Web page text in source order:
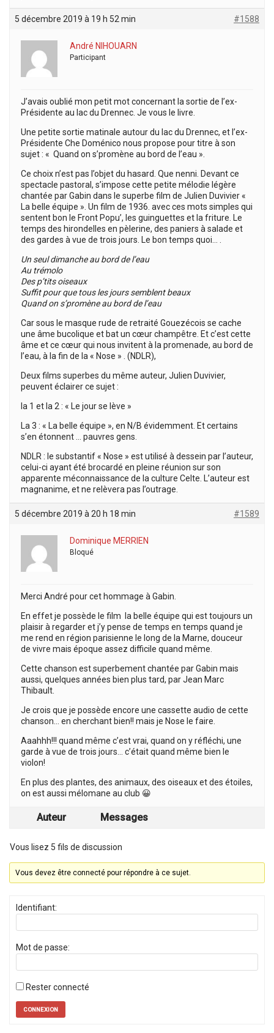
5 décembre 2019 à 19 h 52 min #1588
André NIHOUARN
Participant
J’avais oublié mon petit mot concernant la sortie de l’ex-
Présidente au lac du Drennec. Je vous le livre.
Une petite sortie matinale autour du lac du Drennec, et l’ex-
Présidente Che Doménico nous propose pour titre à son
sujet : « Quand on s’promène au bord de l’eau ».
Ce choix n’est pas l’objet du hasard. Que nenni. Devant ce
spectacle pastoral, s’impose cette petite mélodie légère
chantée par Gabin dans le superbe film de Julien Duvivier «
La belle équipe ». Un film de 1936. avec ces mots simples qui
sentent bon le Front Popu’, les guinguettes et la friture. Le
temps des hirondelles en pèlerine, des paniers à salade et
des gardes à vue de trois jours. Le bon temps quoi… .
Un seul dimanche au bord de l’eau
Au trémolo
Des p’tits oiseaux
Suffit pour que tous les jours semblent beaux
Quand on s’promène au bord de l’eau
Car sous le masque rude de retraité Gouezécois se cache
une âme bucolique et bat un cœur champêtre. Et c’est cette
âme et ce cœur qui nous invitent à la promenade, au bord de
l’eau, à la fin de la « Nose » . (NDLR),
Deux films superbes du même auteur, Julien Duvivier,
peuvent éclairer ce sujet :
la 1 et la 2 : « Le jour se lève »
La 3 : « La belle équipe », en N/B évidemment. Et certains
s’en étonnent … pauvres gens.
NDLR : le substantif « Nose » est utilisé à dessein par l’auteur,
celui-ci ayant été brocardé en pleine réunion sur son
apparente méconnaissance de la culture Celte. L’auteur est
magnanime, et ne relèvera pas l’outrage.
5 décembre 2019 à 20 h 18 min #1589
Dominique MERRIEN
Bloqué
Merci André pour cet hommage à Gabin.
En effet je possède le film la belle équipe qui est toujours un
plaisir à regarder et j’y pense de temps en temps quand je
me rend en région parisienne le long de la Marne, douceur
de vivre mais époque assez difficile quand même.
Cette chanson est superbement chantée par Gabin mais
aussi, quelques années bien plus tard, par Jean Marc
Thibault.
Je crois que je possède encore une cassette audio de cette
chanson… en cherchant bien!! mais je Nose le faire.
Aaahhh!!! quand même c’est vrai, quand on y réfléchi, une
garde à vue de trois jours… c’était quand même bien le
violon!
En plus des plantes, des animaux, des oiseaux et des étoiles,
on est aussi mélomane au club 😀
Auteur Messages
Vous lisez 5 fils de discussion
Vous devez être connecté pour répondre à ce sujet.
Identifiant:
Mot de passe:
Rester connecté
CONNEXION